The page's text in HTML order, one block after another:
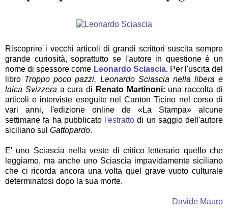
Riscoprire i vecchi articoli di grandi scrittori suscita sempre
grande curiosità, soprattutto se l'autore in questione è un
nome di spessore come Leonardo Sciascia. Per l'uscita del
libro Troppo poco pazzi. Leonardo Sciascia nella libera e
laica Svizzera a cura di Renato Martinoni: una raccolta di
articoli e interviste eseguite nel Canton Ticino nel corso di
vari anni, l'edizione online de «La Stampa» alcune
settimane fa ha pubblicato l'estratto di un saggio dell'autore
siciliano sul Gattopardo.
E' uno Sciascia nella veste di critico letterario quello che
leggiamo, ma anche uno Sciascia impavidamente siciliano
che ci ricorda ancora una volta quel grave vuoto culturale
determinatosi dopo la sua morte.
Davide Mauro